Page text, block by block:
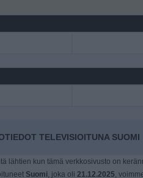
TELEVISIOITUNA SUOMI
lähtien kun tämä verkkosivusto on
Suomi, joka oli 21.12.2025,